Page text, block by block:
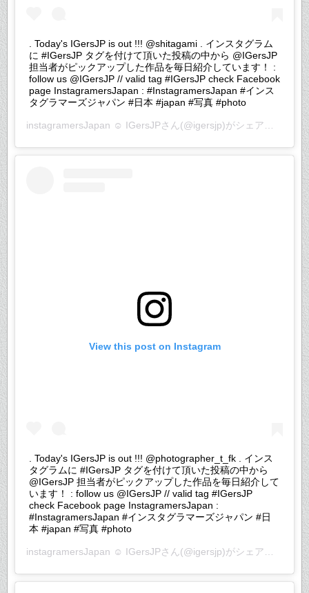
. Today's IGersJP is out !!! @shitagami . インスタグラム
に #IGersJP タグを付けて頂いた投稿の中から @IGersJP
担当者がピックアップした作品を毎日紹介しています！ :
follow us @IGersJP // valid tag #IGersJP check Facebook
page InstagramersJapan : #InstagramersJapan #インス
タグラマーズジャパン #日本 #japan #写真 #photo
instagramersJapan ☺︎ IGersJPさん(@igersjp)がシェアした投稿 –
View this post on Instagram
. Today's IGersJP is out !!! @photographer_t_fk . インス
タグラムに #IGersJP タグを付けて頂いた投稿の中から
@IGersJP 担当者がピックアップした作品を毎日紹介して
います！ : follow us @IGersJP // valid tag #IGersJP
check Facebook page InstagramersJapan :
#InstagramersJapan #インスタグラマーズジャパン #日
本 #japan #写真 #photo
instagramersJapan ☺︎ IGersJPさん(@igersjp)がシェアした投稿 –